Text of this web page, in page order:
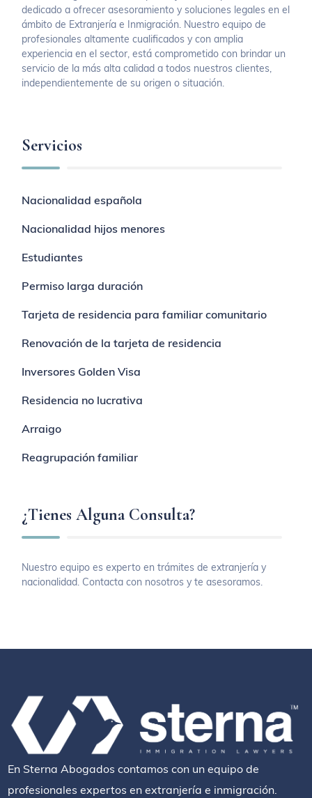
dedicado a ofrecer asesoramiento y soluciones legales en el
ámbito de Extranjería e Inmigración. Nuestro equipo de
profesionales altamente cualificados y con amplia
experiencia en el sector, está comprometido con brindar un
servicio de la más alta calidad a todos nuestros clientes,
independientemente de su origen o situación.
Servicios
Nacionalidad española
Nacionalidad hijos menores
Estudiantes
Permiso larga duración
Tarjeta de residencia para familiar comunitario
Renovación de la tarjeta de residencia
Inversores Golden Visa
Residencia no lucrativa
Arraigo
Reagrupación familiar
¿Tienes Alguna Consulta?
Nuestro equipo es experto en trámites de extranjería y
nacionalidad. Contacta con nosotros y te asesoramos.
En Sterna Abogados contamos con un equipo de
profesionales expertos en extranjería e inmigración.